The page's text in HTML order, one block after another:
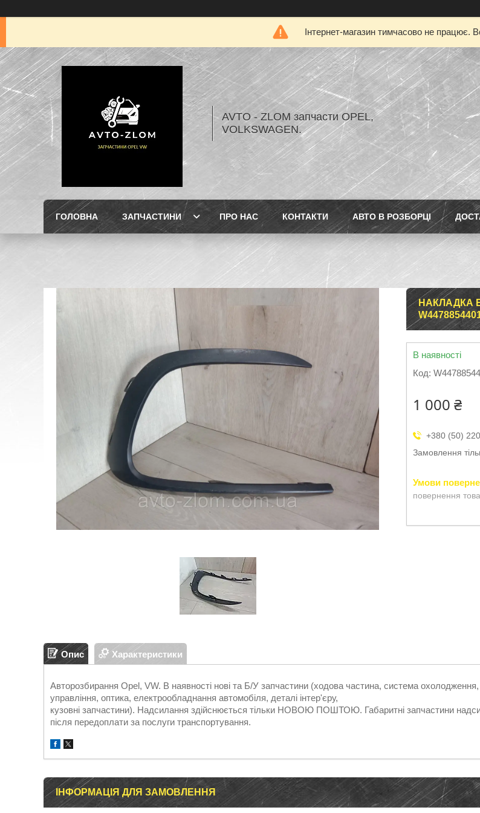
Інтернет-магазин тимчасово не працює.
AVTO - ZLOM запчасти OPEL,
VOLKSWAGEN.
ГОЛОВНА ЗАПЧАСТИНИ ПРО НАС КОНТАКТИ АВТО В РОЗБОРЦІ
НАКЛАДКА
В наявності
Код:
1 000 ₴
+380 (50)
Замовлення
повернення
Опис Характеристики
Авторозбирання Opel, VW. В наявності нові та Б/У запчастини (ходова частина, система
управління, оптика, електрообладнання автомобіля, деталі інтер'єру,
кузовні запчастини). Надсилання здійснюється тільки НОВОЮ ПОШТОЮ. Габаритні запчастини
після передоплати за послуги транспортування.
ІНФОРМАЦІЯ ДЛЯ ЗАМОВЛЕННЯ